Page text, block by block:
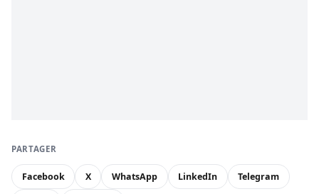
PARTAGER
Facebook X WhatsApp LinkedIn Telegram